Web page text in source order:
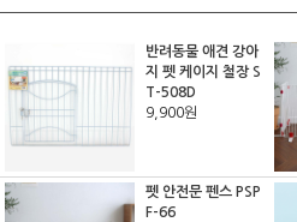
반려동물 애견 강아
지 펫 케이지 철장 S
T-508D
9,900원
펫 안전문 펜스 PSP
F-66